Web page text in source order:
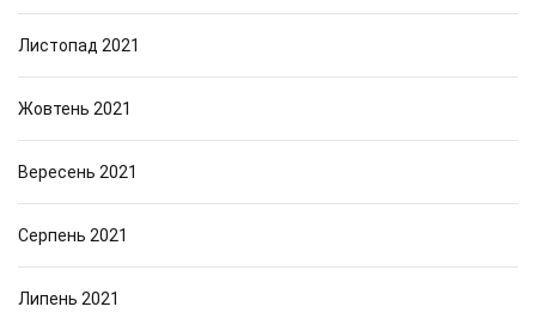
Листопад 2021
Жовтень 2021
Вересень 2021
Серпень 2021
Липень 2021